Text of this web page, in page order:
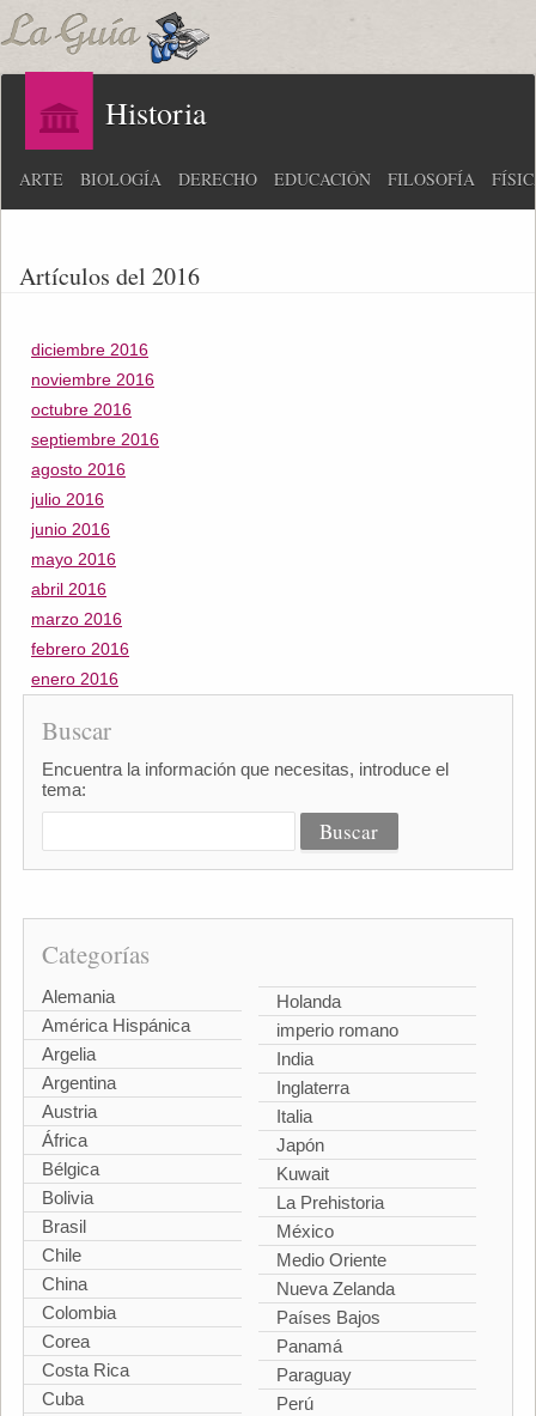
Historia
ARTE BIOLOGÍA DERECHO EDUCACIÓN FILOSOFÍA
Artículos del 2016
diciembre 2016
noviembre 2016
octubre 2016
septiembre 2016
agosto 2016
julio 2016
junio 2016
mayo 2016
abril 2016
marzo 2016
febrero 2016
enero 2016
Buscar
Encuentra la información que necesitas, introduce el
tema:
Categorías
Alemania
América Hispánica
Argelia
Argentina
Austria
África
Bélgica
Bolivia
Brasil
Chile
China
Colombia
Corea
Costa Rica
Cuba
Holanda
imperio romano
India
Inglaterra
Italia
Japón
Kuwait
La Prehistoria
México
Medio Oriente
Nueva Zelanda
Países Bajos
Panamá
Paraguay
Perú